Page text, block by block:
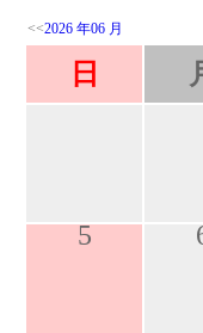
<<2026 年06 月
日
5